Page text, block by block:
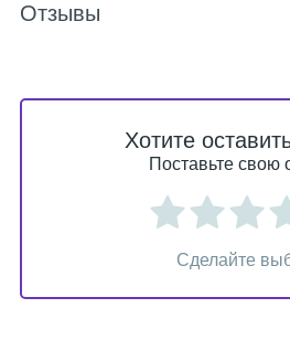
Отзывы
Хотите
Поставьте свою
Сделайте